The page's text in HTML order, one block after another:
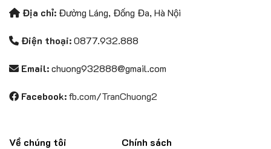
Các
tùy
có
được
trên
Địa chỉ: Đường Láng, Đống Đa, Hà Nội
Điện thoại:0877.932.888
Email:chuong932888@gmail.com
Facebook:fb.com/TranChuong2
Về chúng tôi Chính sách